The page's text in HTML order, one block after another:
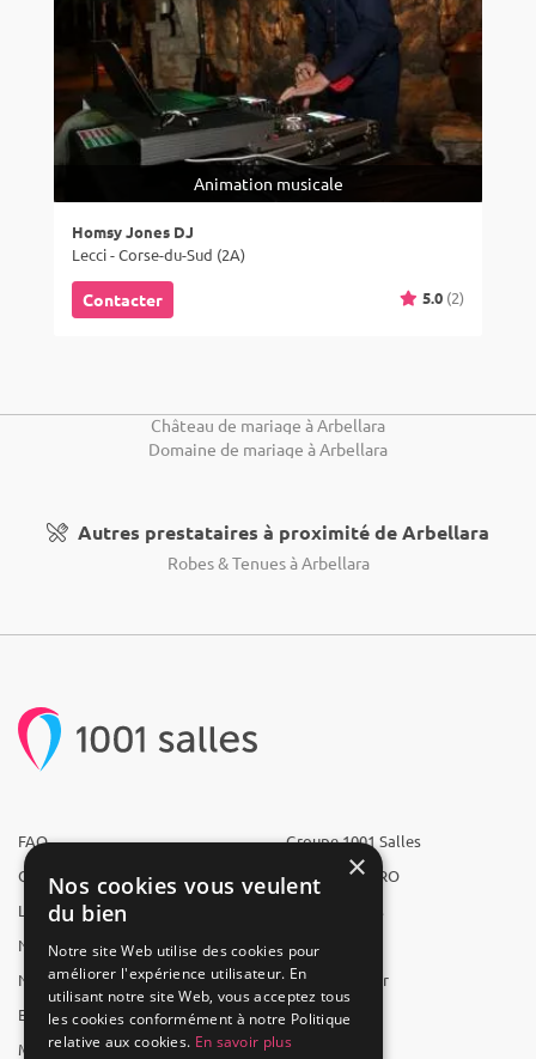
Animation musicale
Homsy Jones DJ
Lecci - Corse-du-Sud (2A)
Contacter 5.0 (2)
Château de mariage à Arbellara
Domaine de mariage à Arbellara
Autres prestataires à proximité de Arbellara
Robes & Tenues à Arbellara
FAQ
Qui sommes-nous ?
L'équipe
Nous recrutons
Nos partenaires
Espace presse
Mentions légales
Groupe 1001 Salles
1001 Salles PRO
1001 Traiteurs
1001 Artistes
Reserverunbar
MP2
×
Nos cookies vous veulent
du bien
Notre site Web utilise des cookies pour
améliorer l'expérience utilisateur. En
utilisant notre site Web, vous acceptez tous
les cookies conformément à notre Politique
relative aux cookies. En savoir plus